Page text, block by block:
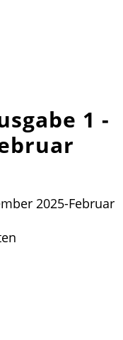
1 -
2025-Februar